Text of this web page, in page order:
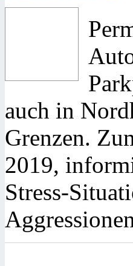
auch in
Grenzen.
2019,
Stress-